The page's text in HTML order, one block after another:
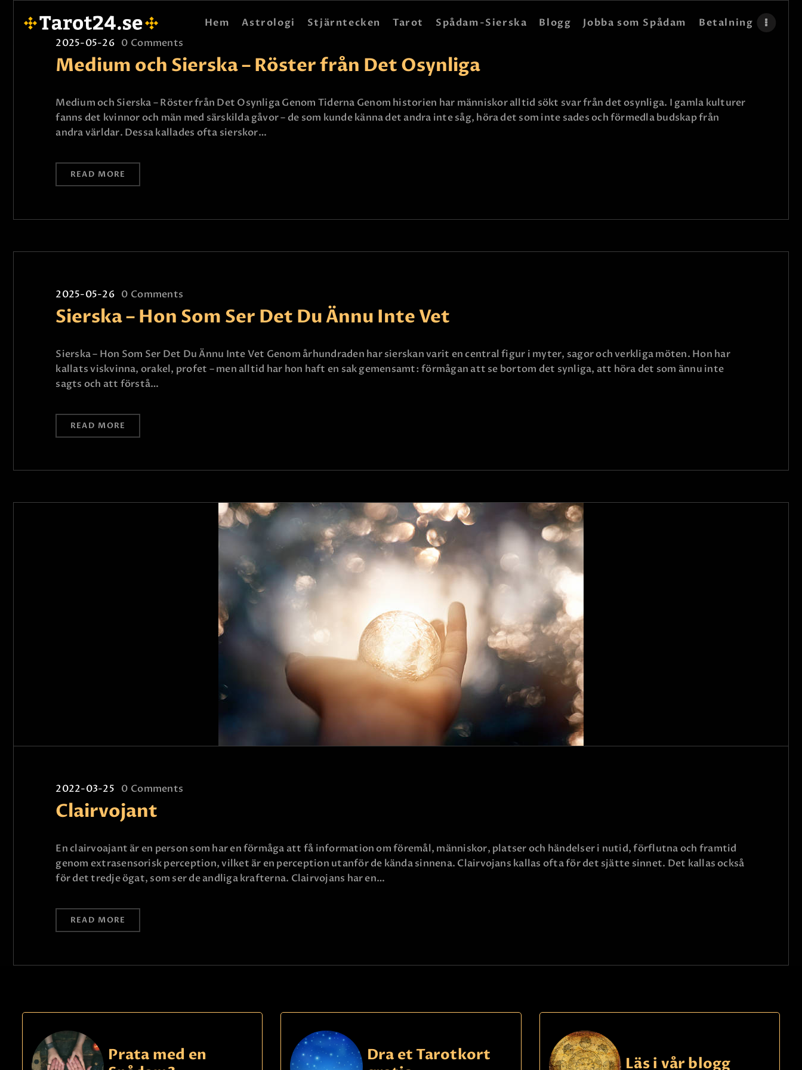
Hem Astrologi Stjärntecken Tarot Spådam-Sierska Blogg Jobba som Spådam Betalning
HEM
STJÄRNTECKEN
TAROT
BETALNING
FAQ
2025-05-26 0 Comments
Medium och Sierska – Röster från Det Osynliga
Medium och Sierska – Röster från Det Osynliga Genom Tiderna Genom historien har människor alltid sökt svar från det osynliga. I gamla kulturer
fanns det kvinnor och män med särskilda gåvor – de som kunde känna det andra inte såg, höra det som inte sades och förmedla budskap från
andra världar. Dessa kallades ofta sierskor…
READ MORE
2025-05-26 0 Comments
Sierska – Hon Som Ser Det Du Ännu Inte Vet
Sierska – Hon Som Ser Det Du Ännu Inte Vet Genom århundraden har sierskan varit en central figur i myter, sagor och verkliga möten. Hon har
kallats viskvinna, orakel, profet – men alltid har hon haft en sak gemensamt: förmågan att se bortom det synliga, att höra det som ännu inte
sagts och att förstå…
READ MORE
2022-03-25 0 Comments
Clairvojant
En clairvoajant är en person som har en förmåga att få information om föremål, människor, platser och händelser i nutid, förflutna och framtid
genom extrasensorisk perception, vilket är en perception utanför de kända sinnena. Clairvojans kallas ofta för det sjätte sinnet. Det kallas också
för det tredje ögat, som ser de andliga krafterna. Clairvojans har en…
READ MORE
Prata med en
Dra et Tarotkort
Läs i vår blogg